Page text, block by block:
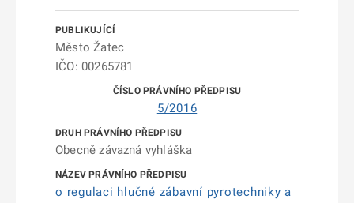
Město Žatec
IČO: 00265781
5/2016
Obecně závazná vyhláška
o regulaci hlučné zábavní pyrotechniky a